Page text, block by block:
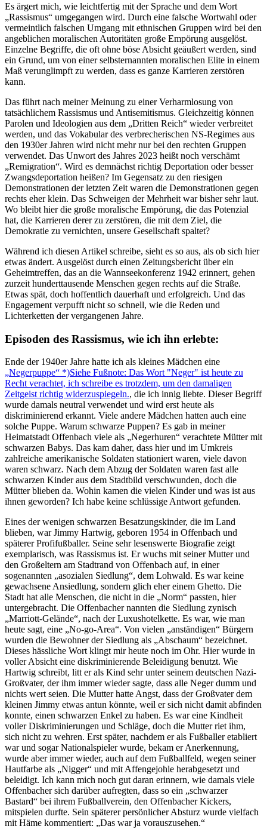
Es ärgert mich, wie leichtfertig mit der Sprache und dem Wort
Rassismus
umgegangen wird. Durch eine falsche Wortwahl oder
vermeintlich falschen Umgang mit ethnischen Gruppen wird bei den
angeblichen moralischen Autoritäten große Empörung ausgelöst.
Einzelne Begriffe, die oft ohne böse Absicht geäußert werden, sind
ein Grund, um von einer selbsternannten moralischen Elite in einem
Maß verunglimpft zu werden, dass es ganze Karrieren zerstören
kann.
Das führt nach meiner Meinung zu einer Verharmlosung von
tatsächlichem Rassismus und Antisemitismus. Gleichzeitig können
Parolen und Ideologien aus dem
Dritten Reich
wieder verbreitet
werden, und das Vokabular des verbrecherischen NS-Regimes aus
den 1930er Jahren wird nicht mehr nur bei den rechten Gruppen
verwendet. Das Unwort des Jahres 2023 heißt noch verschämt
Remigration . Wird es demnächst richtig Deportation oder besser
Zwangsdeportation heißen? Im Gegensatz zu den riesigen
Demonstrationen der letzten Zeit waren die Demonstrationen gegen
rechts eher klein. Das Schweigen der Mehrheit war bisher sehr laut.
Wo bleibt hier die große moralische Empörung, die das Potenzial
hat, die Karrieren derer zu zerstören, die mit dem Ziel, die
Demokratie zu vernichten, unsere Gesellschaft spaltet?
Während ich diesen Artikel schreibe, sieht es so aus, als ob sich hier
etwas ändert. Ausgelöst durch einen Zeitungsbericht über ein
Geheimtreffen, das an die Wannseekonferenz 1942 erinnert, gehen
zurzeit hunderttausende Menschen gegen rechts auf die Straße.
Etwas spät, doch hoffentlich dauerhaft und erfolgreich. Und das
Engagement verpufft nicht so schnell, wie die Reden und
Lichterketten der vergangenen Jahre.
Episoden des Rassismus, wie ich ihn erlebte:
Ende der 1940er Jahre hatte ich als kleines Mädchen eine
Negerpuppe
*)Siehe Fußnote: Das Wort "Neger" ist heute zu
Recht verachtet, ich schreibe es trotzdem, um den damaligen
Zeitgeist richtig widerzuspiegeln., die ich innig liebte. Dieser Begriff
wurde damals neutral verwendet und wird erst heute als
diskriminierend erkannt. Viele andere Mädchen hatten auch eine
solche Puppe. Warum schwarze Puppen? Es gab in meiner
Heimatstadt Offenbach viele als
Negerhuren
verachtete Mütter mit
schwarzen Babys. Das kam daher, dass hier und im Umkreis
zahlreiche amerikanische Soldaten stationiert waren, viele davon
waren schwarz. Nach dem Abzug der Soldaten waren fast alle
schwarzen Kinder aus dem Stadtbild verschwunden, doch die
Mütter blieben da. Wohin kamen die vielen Kinder und was ist aus
ihnen geworden? Ich habe keine schlüssige Antwort gefunden.
Eines der wenigen schwarzen Besatzungskinder, die im Land
blieben, war Jimmy Hartwig, geboren 1954 in Offenbach und
späterer Profifußballer. Seine sehr lesenswerte Biografie zeigt
exemplarisch, was Rassismus ist. Er wuchs mit seiner Mutter und
den Großeltern am Stadtrand von Offenbach auf, in einer
sogenannten
asozialen Siedlung , dem Lohwald. Es war keine
gewachsene Ansiedlung, sondern glich eher einem Ghetto. Die
Stadt hat alle Menschen, die nicht in die
Norm
passten, hier
untergebracht. Die Offenbacher nannten die Siedlung zynisch
Marriott-Gelände , nach der Luxushotelkette. Es war, wie man
heute sagt, eine
No-go-Area . Von vielen anständigen
Bürgern
wurden die Bewohner der Siedlung als
Abschaum
bezeichnet.
Dieses hässliche Wort klingt mir heute noch im Ohr. Hier wurde in
voller Absicht eine diskriminierende Beleidigung benutzt. Wie
Hartwig schreibt, litt er als Kind sehr unter seinem deutschen Nazi-
Großvater, der ihm immer wieder sagte, dass alle Neger dumm und
nichts wert seien. Die Mutter hatte Angst, dass der Großvater dem
kleinen Jimmy etwas antun könnte, weil er sich nicht damit abfinden
konnte, einen schwarzen Enkel zu haben. Es war eine Kindheit
voller Diskriminierungen und Schläge, doch die Mutter riet ihm,
sich nicht zu wehren. Erst später, nachdem er als Fußballer etabliert
war und sogar Nationalspieler wurde, bekam er Anerkennung,
wurde aber immer wieder, auch auf dem Fußballfeld, wegen seiner
Hautfarbe als
Nigger
und mit Affengejohle herabgesetzt und
beleidigt. Ich kann mich noch gut daran erinnern, wie damals viele
Offenbacher sich darüber aufregten, dass so ein
schwarzer
Bastard
bei ihrem Fußballverein, den Offenbacher Kickers,
mitspielen durfte. Sein späterer persönlicher Absturz wurde vielfach
mit Häme kommentiert:
Das war ja vorauszusehen.